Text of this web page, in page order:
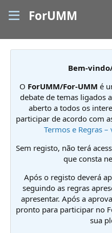
ForUMM
Bem-
O ForUMM/For-UMM é
debate de temas ligados
aberto a todos os
participar de acordo com
Termos e Regras
Sem registo, não terá
que consta
Após o registo deverá
seguindo as regras
apresentar. Após a
pronto para participar no
sua